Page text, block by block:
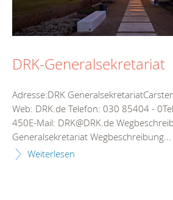
DRK-Generalsekretariat
Adresse:DRK
Web: DRK.de Telefon: 030 85404 -
450E-Mail: DRK@DRK.de
Generalsekretariat Wegbeschreibung...
Weiterlesen